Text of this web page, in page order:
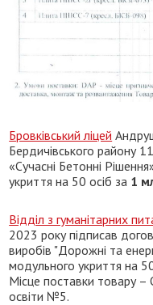
Бровківський ліцей
Бердичівського району
«Сучасні Бетонні
укриття на 50 осіб за 1
Відділ з гуманітарних
2023 року підписав
виробів "Дорожні та
модульного укриття на
Місце поставки товару –
освіти №5.